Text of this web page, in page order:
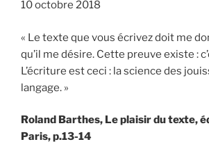
10 octobre 2018
« Le texte que vous écrivez doit me
qu’il me désire. Cette preuve existe :
L’écriture est ceci : la science des
langage. »
Roland Barthes, Le plaisir du texte,
Paris, p.13-14